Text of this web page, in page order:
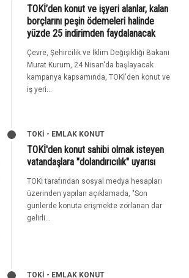
TOKİ’den konut ve işyeri alanlar, kalan
borçlarını peşin ödemeleri halinde
yüzde 25 indirimden faydalanacak
Çevre, Şehircilik ve İklim Değişikliği Bakanı
Murat Kurum, 24 Nisan'da başlayacak
kampanya kapsamında, TOKİ'den konut ve
iş yeri...
TOKİ - EMLAK KONUT
TOKİ'den konut sahibi olmak isteyen
vatandaşlara "dolandırıcılık" uyarısı
TOKİ tarafından sosyal medya hesapları
üzerinden yapılan açıklamada, "Son
günlerde konuta erişmekte zorlanan dar
gelirli...
TOKİ - EMLAK KONUT